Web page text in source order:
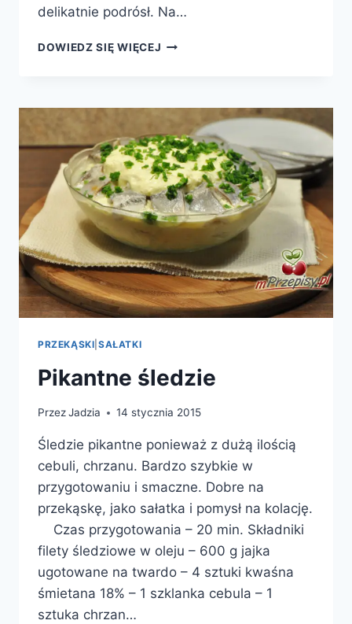
delikatnie podrósł. Na…
DOWIEDZ SIĘ WIĘCEJ PASZTECIKI
PRZEKĄSKI SAŁATKI
Pikantne śledzie
PrzezJadzia 14 stycznia 2015
Śledzie pikantne ponieważ z dużą ilością
cebuli, chrzanu. Bardzo szybkie w
przygotowaniu i smaczne. Dobre na
przekąskę, jako sałatka i pomysł na kolację.
Czas przygotowania – 20 min. Składniki
filety śledziowe w oleju – 600 g jajka
ugotowane na twardo – 4 sztuki kwaśna
śmietana 18% – 1 szklanka cebula – 1
sztuka chrzan…